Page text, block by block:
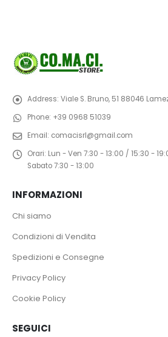
Address: Viale S. Bruno, 51 88046
Phone: +39 0968 51039
Email: comacisrl@gmail.com
Orari: Lun - Ven 7:30 - 13:00 / 15:30 -
Sabato 7:30 - 13:00
INFORMAZIONI
Chi siamo
Condizioni di Vendita
Spedizioni e Consegne
Privacy Policy
Cookie Policy
SEGUICI